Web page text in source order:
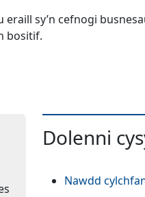
sy’n cefnogi
bositif.
Dolenni
Nawdd